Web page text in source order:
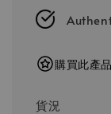
購買此產
貨況